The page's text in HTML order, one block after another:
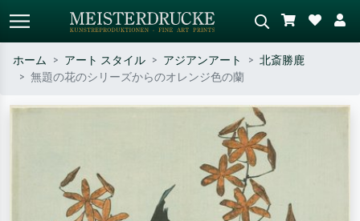
シーンを説明してください – 例：
緑の草原、赤の多い抽象画、暗い
油絵、木のそばの立ち姿のヌー
ド。
ホーム アート スタイル アジアンアート
北斎勝鹿
無題の花のシリーズからのオレンジ色の蘭